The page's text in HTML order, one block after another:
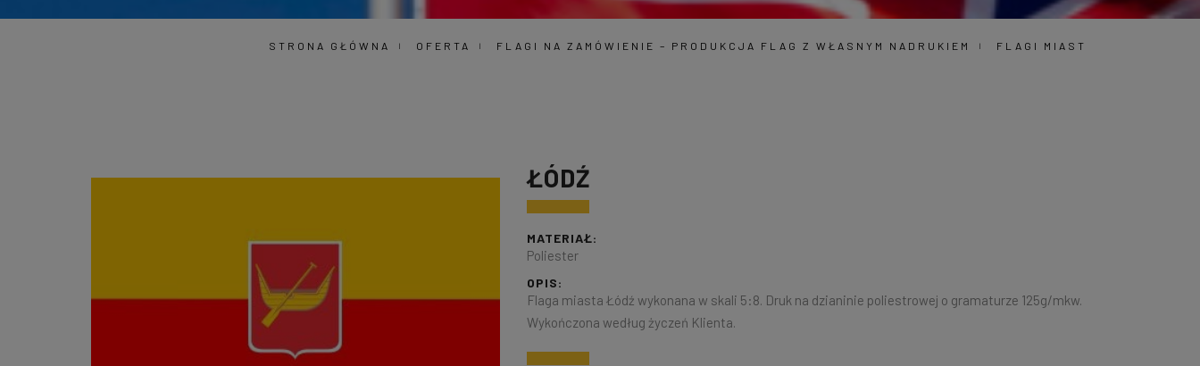
STRONA GŁÓWNA OFERTA FLAGI NA ZAMÓWIENIE – PRODUKCJA FLAG Z WŁASNYM NADRUKIEM FLAGI MIAST
ŁÓDŹ
MATERIAŁ:
Poliester
OPIS:
Flaga miasta Łódź wykonana w skali 5:8. Druk na dzianinie poliestrowej o gramaturze 125g/mkw.
Wykończona według życzeń Klienta.